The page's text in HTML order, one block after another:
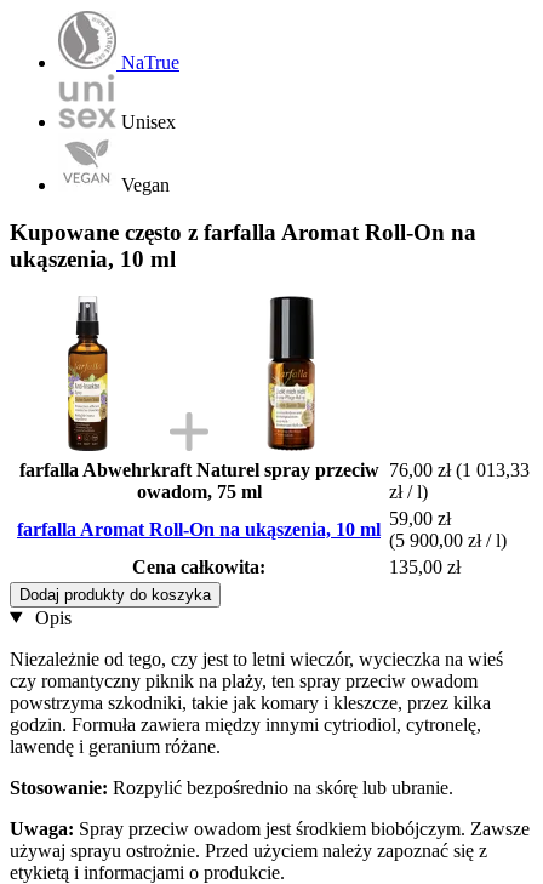
NaTrue
Unisex
Vegan
Kupowane często z farfalla Aromat Roll-On na
ukąszenia, 10 ml
farfalla Abwehrkraft Naturel spray przeciw
owadom, 75 ml
76,00 zł (1 013,33
zł / l)
farfalla Aromat Roll-On na ukąszenia, 10 ml
59,00 zł
(5 900,00 zł / l)
Cena całkowita:
135,00 zł
Dodaj produkty do koszyka
Opis
Niezależnie od tego, czy jest to letni wieczór, wycieczka na wieś
czy romantyczny piknik na plaży, ten spray przeciw owadom
powstrzyma szkodniki, takie jak komary i kleszcze, przez kilka
godzin. Formuła zawiera między innymi cytriodiol, cytronelę,
lawendę i geranium różane.
Stosowanie: Rozpylić bezpośrednio na skórę lub ubranie.
Uwaga: Spray przeciw owadom jest środkiem biobójczym. Zawsze
używaj sprayu ostrożnie. Przed użyciem należy zapoznać się z
etykietą i informacjami o produkcie.